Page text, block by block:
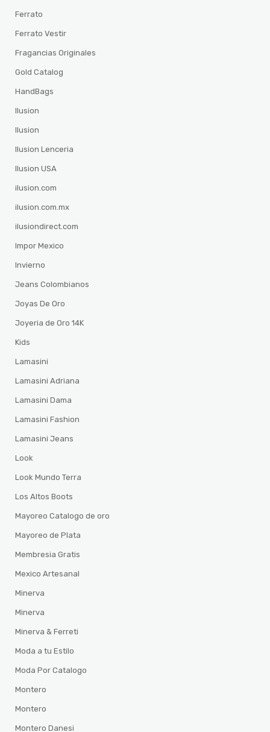
Ferrato
Ferrato Vestir
Fragancias Originales
Gold Catalog
HandBags
Ilusion
Ilusion
Ilusion Lenceria
Ilusion USA
ilusion.com
ilusion.com.mx
ilusiondirect.com
Impor Mexico
Invierno
Jeans Colombianos
Joyas De Oro
Joyeria de Oro 14K
Kids
Lamasini
Lamasini Adriana
Lamasini Dama
Lamasini Fashion
Lamasini Jeans
Look
Look Mundo Terra
Los Altos Boots
Mayoreo Catalogo de oro
Mayoreo de Plata
Membresia Gratis
Mexico Artesanal
Minerva
Minerva
Minerva & Ferreti
Moda a tu Estilo
Moda Por Catalogo
Montero
Montero
Montero Danesi